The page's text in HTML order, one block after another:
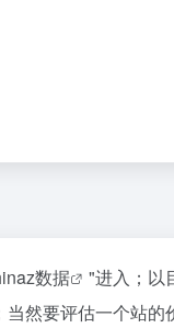
数据
"进入；以
然要评估一个站